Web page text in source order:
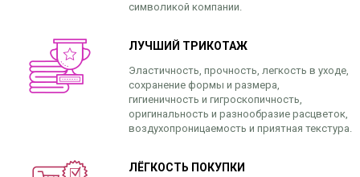
символикой компании.
ЛУЧШИЙ ТРИКОТАЖ
Эластичность, прочность, легкость в уходе,
сохранение формы и размера,
гигиеничность и гигроскопичность,
оригинальность и разнообразие расцветок,
воздухопроницаемость и приятная текстура.
ЛЁГКОСТЬ ПОКУПКИ